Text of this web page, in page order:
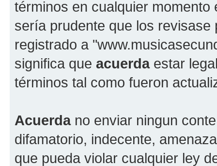
términos en cualquier
sería prudente que los
registrado a
significa que acuerdaestar
términos tal como fueron
Acuerdano enviar ningun
difamatorio, indecente,
que pueda violar cualquier ley